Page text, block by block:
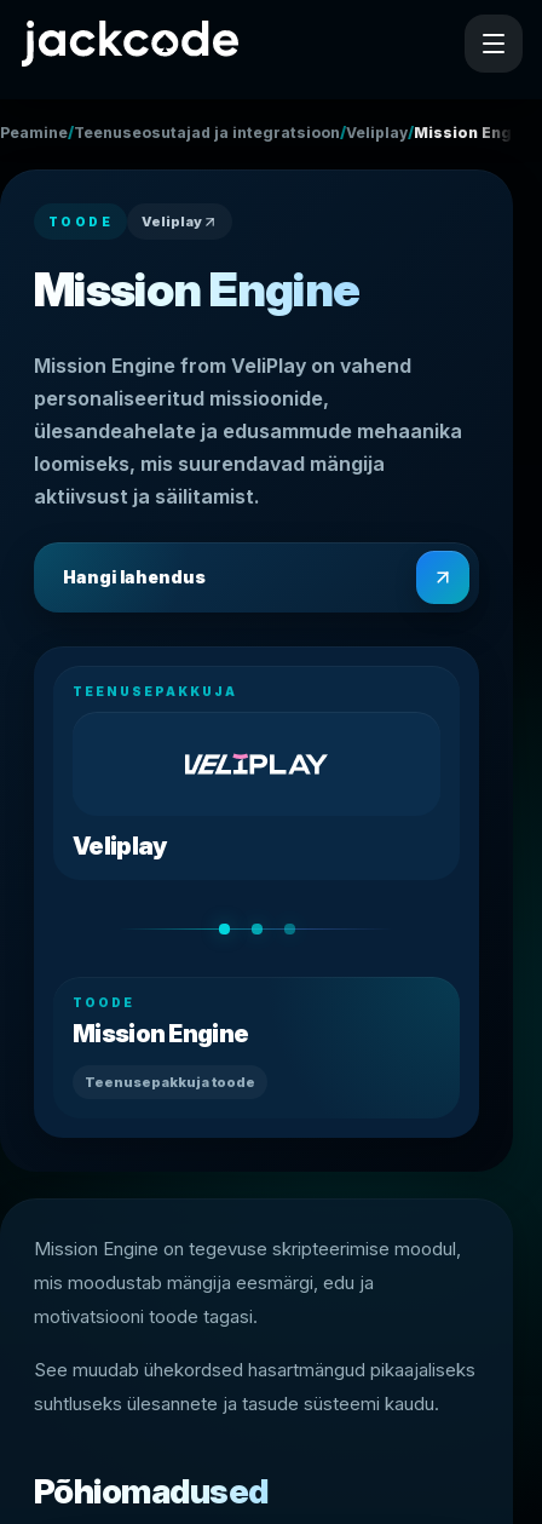
Peamine/Teenuseosutajad ja integratsioonid
/Veliplay/Mission Engine
TOODE Veliplay
Mission Engine
Mission Engine from VeliPlay on vahend
personaliseeritud missioonide,
ülesandeahelate ja edusammude mehaanika
loomiseks, mis suurendavad mängija
aktiivsust ja säilitamist.
Hangi lahendus
TEENUSEPAKKUJA
Veliplay
TOODE
Mission Engine
Teenusepakkuja toode
Mission Engine on tegevuse skripteerimise moodul,
mis moodustab mängija eesmärgi, edu ja
motivatsiooni toode tagasi.
See muudab ühekordsed hasartmängud pikaajaliseks
suhtluseks ülesannete ja tasude süsteemi kaudu.
Põhiomadused